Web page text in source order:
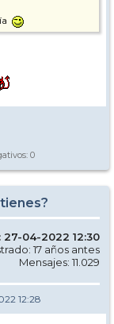
0
27-04-2022 12:30
17 años antes
Mensajes: 11.029
12:28